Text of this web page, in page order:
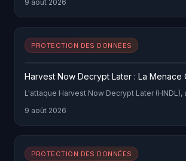
9 août 2026
PROTECTION DES DONNÉES
Harvest Now Decrypt Later : La Menace
L'attaque Harvest Now Decrypt Later
9 août 2026
PROTECTION DES DONNÉES